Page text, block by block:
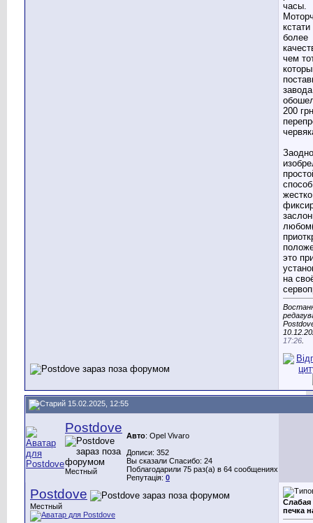
часы.
более
чем
200
Заодно
жестко
это
на
17:26
15.02.2025, 12:55
Postdove
Местный
Авто: Opel Vivaro
Дописи: 352
Вы сказали Спасибо: 24
Поблагодарили 75 раз(а) в 64 сообщениях
Репутація: 0
Postdove
Местный
Слабая
печка